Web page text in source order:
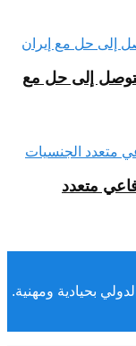
إلى حل مع
متعدد
بحيادية ومهنية.